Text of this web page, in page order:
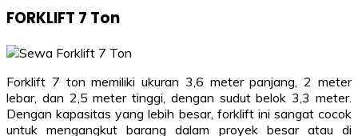
FORKLIFT 7 Ton
Forklift 7 ton memiliki ukuran 3,6 meter panjang, 2 meter
lebar, dan 2,5 meter tinggi, dengan sudut belok 3,3 meter.
Dengan kapasitas yang lebih besar, forklift ini sangat cocok
untuk mengangkut barang dalam proyek besar atau di